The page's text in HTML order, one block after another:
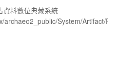
資料數位典藏系統
archaeo2_public/System/Artifact/